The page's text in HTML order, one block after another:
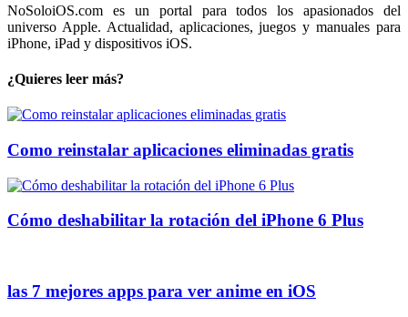
NoSoloiOS.com es un portal para todos los apasionados del
universo Apple. Actualidad, aplicaciones, juegos y manuales para
iPhone, iPad y dispositivos iOS.
¿Quieres leer más?
Como reinstalar aplicaciones eliminadas gratis
Cómo deshabilitar la rotación del iPhone 6 Plus
las 7 mejores apps para ver anime en iOS